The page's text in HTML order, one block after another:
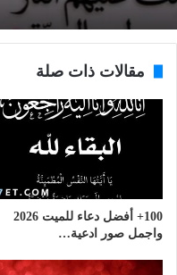
مقالات ذات صلة
100+ أفضل دعاء للميت 2026
واجمل صور ادعية…